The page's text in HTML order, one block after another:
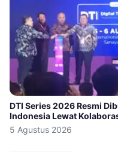
DTI Series 2026 Resmi
Indonesia Lewat
5 Agustus 2026